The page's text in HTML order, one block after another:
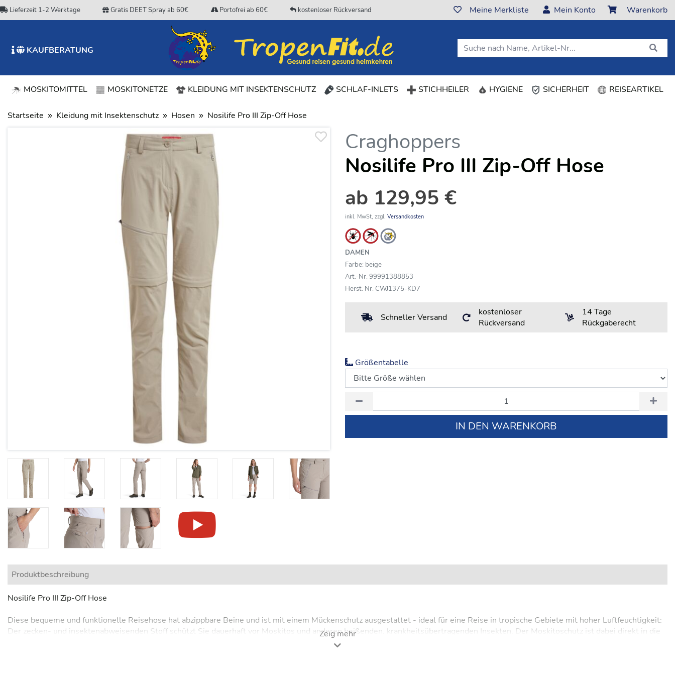
Lieferzeit 1-2 Werktage Gratis DEET Spray ab 60€ Portofrei ab 60€ kostenloser Rückversand Meine Merkliste Mein Konto Warenkorb
KAUFBERATUNG
MOSKITOMITTEL MOSKITONETZE KLEIDUNG MIT INSEKTENSCHUTZ(CURRENT)
SCHLAF-INLETS STICHHEILER HYGIENE SICHERHEIT REISEARTIKEL
Startseite Kleidung mit Insektenschutz Hosen Nosilife Pro III Zip-Off Hose
Craghoppers
Nosilife Pro III Zip-Off Hose
ab 129,95 €
inkl. MwSt, zzgl. Versandkosten
DAMEN
Farbe: beige
Art.-Nr. 99991388853
Herst. Nr. CWJ1375-KD7
Schneller Versand
kostenloser
Rückversand
14 Tage
Rückgaberecht
Größentabelle
IN DEN WARENKORB
Produktbeschreibung
Nosilife Pro III Zip-Off Hose
Diese bequeme und funktionelle Reisehose hat abzippbare Beine und ist mit einem Mückenschutz ausgestattet - ideal für eine Reise in tropische Gebiete mit hoher Luftfeuchtigkeit:
Der zecken- und insektenabweisenden Stoff schützt Sie dauerhaft vor Moskitos und anderen beißenden, krankheitsübertragenden Insekten. Der Moskitoschutz ist dabei direkt in die
Faser eingearbeitet und hält so lästige und gefährliche Insekten über die gesamte Lebensdauer der Hose ab. Diese leichte Zipphose ist aus recycelten, feuchtigkeitsregulierenden
Zeig mehr